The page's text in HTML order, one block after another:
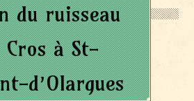
du ruisseau
Cros à St-
d’Olargues